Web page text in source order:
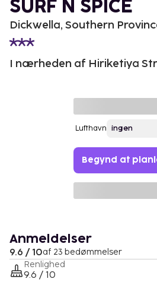
SURF N SPICE
Dickwella, Southern
I nærheden af Hiriketiya
Lufthavn
Begynd at
Anmeldelser
9.6 / 10af 23 bedømmelser
Renlighed
9.6 / 10